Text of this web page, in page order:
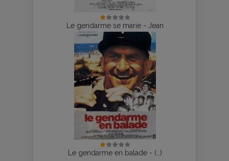
Le gendarme se marie - Jean
Le gendarme en balade - (…)